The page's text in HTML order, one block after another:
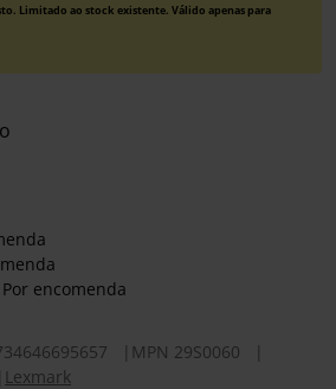
Limitado ao stock existente. Válido apenas para
encomenda
MPN 29S0060
Lexmark